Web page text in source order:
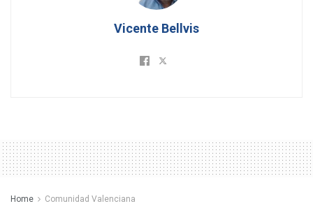
Vicente Bellvis
Home Comunidad Valenciana